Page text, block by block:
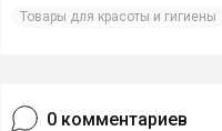
Товары для красоты и гигиены
0 комментариев